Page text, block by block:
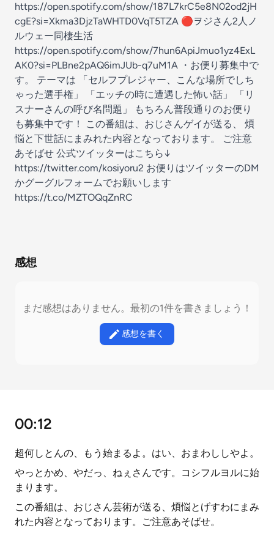
https://open.spotify.com/show/187L7krC5e8N02od2jH
cgE?si=Xkma3DjzTaWHTD0VqT5TZA 🔴ヲジさん2人ノ
ルウェー同棲生活
https://open.spotify.com/show/7hun6ApiJmuo1yz4ExL
AK0?si=PLBne2pAQ6imJUb-q7uM1A ・お便り募集中で
す。 テーマは 「セルフプレジャー、こんな場所でしち
ゃった選手権」 「エッチの時に遭遇した怖い話」 「リ
スナーさんの呼び名問題」 もちろん普段通りのお便り
も募集中です！ この番組は、おじさんゲイが送る、 煩
悩と下世話にまみれた内容となっております。 ご注意
あそばせ 公式ツイッターはこちら↓
https://twitter.com/kosiyoru2 お便りはツイッターのDM
かグーグルフォームでお願いします
https://t.co/MZTOQqZnRC
感想
まだ感想はありません。最初の1件を書きましょう！
感想を書く
00:12
超何しとんの、もう始まるよ。はい、おまわししやよ。
やっとかめ、やだっ、ねぇさんです。コシフルヨルに始
まります。
この番組は、おじさん芸術が送る、煩悩とげすわにまみ
れた内容となっております。ご注意あそばせ。